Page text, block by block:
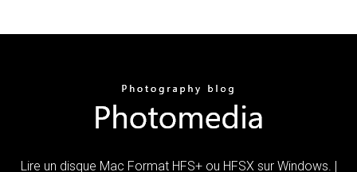
Lire un disque Mac Format HFS+ ou HFSX sur Windows. |